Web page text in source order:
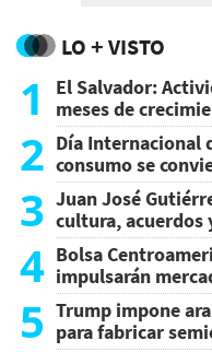
LO + VISTO
1
El Salvador:
meses de
2 Día Internacional
consumo se
3 Juan José
cultura, acuerdos
4 Bolsa
impulsarán
5 Trump impone
para fabricar